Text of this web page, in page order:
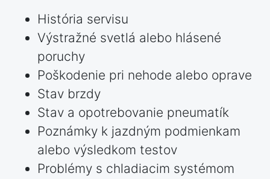
História servisu
Výstražné svetlá alebo hlásené
poruchy
Poškodenie pri nehode alebo oprave
Stav brzdy
Stav a opotrebovanie pneumatík
Poznámky k jazdným podmienkam
alebo výsledkom testov
Problémy s chladiacim systémom